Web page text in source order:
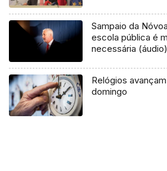
Sampaio da
escola pública é
necessária (áudio)
Relógios
domingo